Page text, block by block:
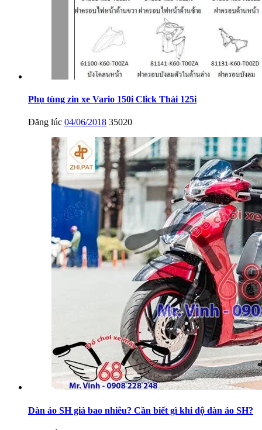
Phụ tùng zin xe Vario 150i Click Thái 125i
Đăng lúc 04/06/2018 35020
Dàn áo SH giá bao nhiêu? Cần biết gì khi độ dàn áo SH?